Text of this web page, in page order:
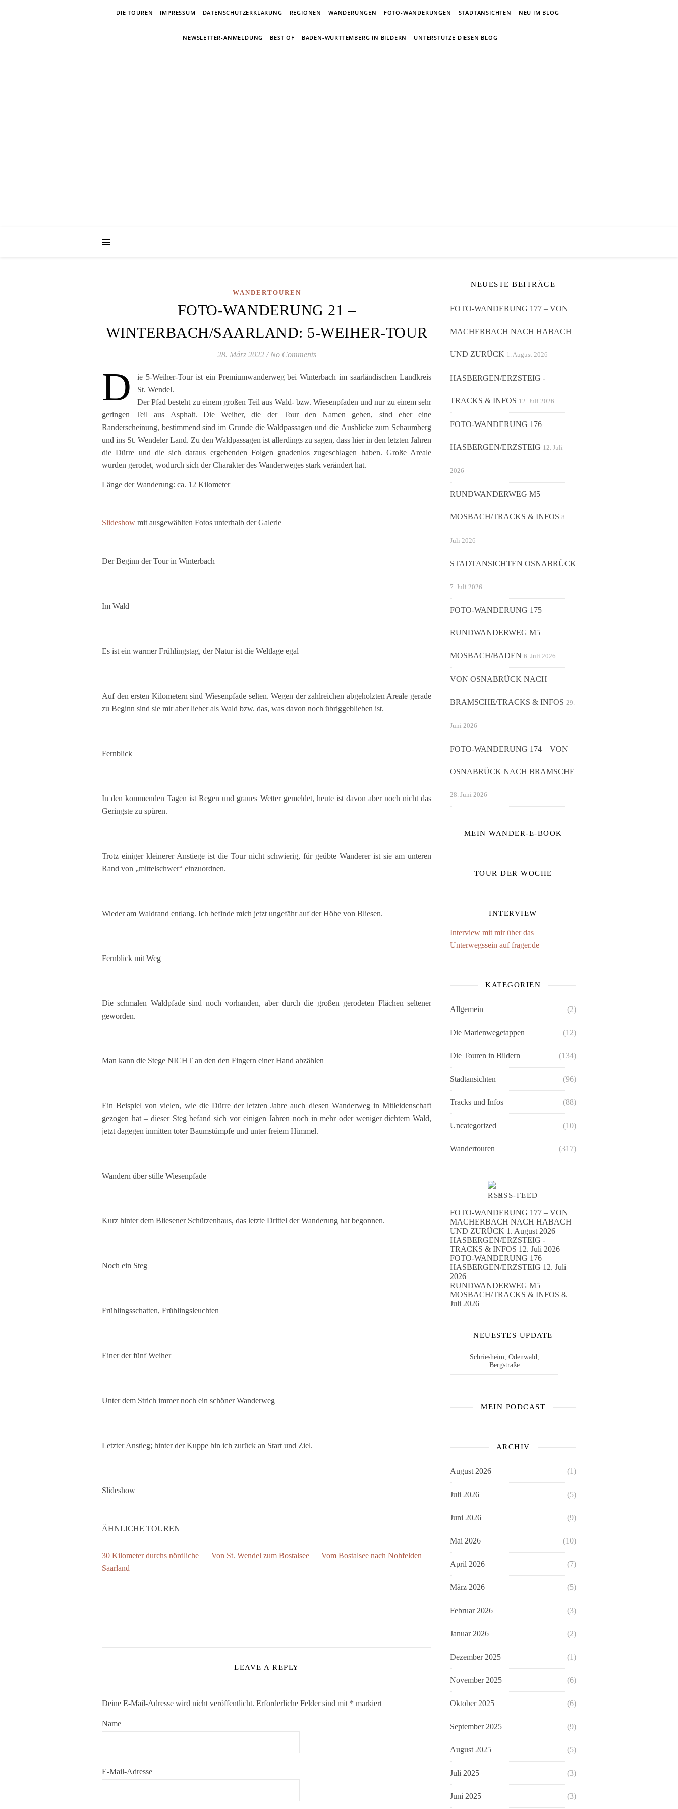
DIE TOUREN IMPRESSUM DATENSCHUTZERKLÄRUNG REGIONEN WANDERUNGEN FOTO-WANDERUNGEN STADTANSICHTEN NEU IM BLOG
NEWSLETTER-ANMELDUNG BEST OF BADEN-WÜRTTEMBERG IN BILDERN UNTERSTÜTZE DIESEN BLOG
WANDERTOUREN
FOTO-WANDERUNG 21 –
WINTERBACH/SAARLAND: 5-WEIHER-TOUR
28. März 2022 / No Comments
D
ie 5-Weiher-Tour ist ein Premiumwanderweg bei Winterbach im saarländischen Landkreis
St. Wendel.
Der Pfad besteht zu einem großen Teil aus Wald- bzw. Wiesenpfaden und nur zu einem sehr
geringen Teil aus Asphalt. Die Weiher, die der Tour den Namen geben, sind eher eine
Randerscheinung, bestimmend sind im Grunde die Waldpassagen und die Ausblicke zum Schaumberg
und ins St. Wendeler Land. Zu den Waldpassagen ist allerdings zu sagen, dass hier in den letzten Jahren
die Dürre und die sich daraus ergebenden Folgen gnadenlos zugeschlagen haben. Große Areale
wurden gerodet, wodurch sich der Charakter des Wanderweges stark verändert hat.
Länge der Wanderung: ca. 12 Kilometer
Slideshow mit ausgewählten Fotos unterhalb der Galerie
Der Beginn der Tour in Winterbach
Im Wald
Es ist ein warmer Frühlingstag, der Natur ist die Weltlage egal
Auf den ersten Kilometern sind Wiesenpfade selten. Wegen der zahlreichen abgeholzten Areale gerade
zu Beginn sind sie mir aber lieber als Wald bzw. das, was davon noch übriggeblieben ist.
Fernblick
In den kommenden Tagen ist Regen und graues Wetter gemeldet, heute ist davon aber noch nicht das
Geringste zu spüren.
Trotz einiger kleinerer Anstiege ist die Tour nicht schwierig, für geübte Wanderer ist sie am unteren
Rand von „mittelschwer“ einzuordnen.
Wieder am Waldrand entlang. Ich befinde mich jetzt ungefähr auf der Höhe von Bliesen.
Fernblick mit Weg
Die schmalen Waldpfade sind noch vorhanden, aber durch die großen gerodeten Flächen seltener
geworden.
Man kann die Stege NICHT an den den Fingern einer Hand abzählen
Ein Beispiel von vielen, wie die Dürre der letzten Jahre auch diesen Wanderweg in Mitleidenschaft
gezogen hat – dieser Steg befand sich vor einigen Jahren noch in mehr oder weniger dichtem Wald,
jetzt dagegen inmitten toter Baumstümpfe und unter freiem Himmel.
Wandern über stille Wiesenpfade
Kurz hinter dem Bliesener Schützenhaus, das letzte Drittel der Wanderung hat begonnen.
Noch ein Steg
Frühlingsschatten, Frühlingsleuchten
Einer der fünf Weiher
Unter dem Strich immer noch ein schöner Wanderweg
Letzter Anstieg; hinter der Kuppe bin ich zurück an Start und Ziel.
Slideshow
ÄHNLICHE TOUREN
30 Kilometer durchs nördliche
Saarland
Von St. Wendel zum Bostalsee Vom Bostalsee nach Nohfelden
LEAVE A REPLY
Deine E-Mail-Adresse wird nicht veröffentlicht. Erforderliche Felder sind mit * markiert
Name
E-Mail-Adresse
NEUESTE BEITRÄGE
FOTO-WANDERUNG 177 – VON
MACHERBACH NACH HABACH
UND ZURÜCK 1. August 2026
HASBERGEN/ERZSTEIG -
TRACKS & INFOS 12. Juli 2026
FOTO-WANDERUNG 176 –
HASBERGEN/ERZSTEIG 12. Juli
2026
RUNDWANDERWEG M5
MOSBACH/TRACKS & INFOS 8.
Juli 2026
STADTANSICHTEN OSNABRÜCK
7. Juli 2026
FOTO-WANDERUNG 175 –
RUNDWANDERWEG M5
MOSBACH/BADEN 6. Juli 2026
VON OSNABRÜCK NACH
BRAMSCHE/TRACKS & INFOS 29.
Juni 2026
FOTO-WANDERUNG 174 – VON
OSNABRÜCK NACH BRAMSCHE
28. Juni 2026
MEIN WANDER-E-BOOK
TOUR DER WOCHE
INTERVIEW
Interview mit mir über das
Unterwegssein auf frager.de
KATEGORIEN
Allgemein (2)
Die Marienwegetappen (12)
Die Touren in Bildern (134)
Stadtansichten (96)
Tracks und Infos (88)
Uncategorized (10)
Wandertouren (317)
RSS-FEED
FOTO-WANDERUNG 177 – VON
MACHERBACH NACH HABACH
UND ZURÜCK 1. August 2026
HASBERGEN/ERZSTEIG -
TRACKS & INFOS 12. Juli 2026
FOTO-WANDERUNG 176 –
HASBERGEN/ERZSTEIG 12. Juli
2026
RUNDWANDERWEG M5
MOSBACH/TRACKS & INFOS 8.
Juli 2026
NEUESTES UPDATE
Schriesheim, Odenwald,
Bergstraße
MEIN PODCAST
ARCHIV
August 2026 (1)
Juli 2026 (5)
Juni 2026 (9)
Mai 2026 (10)
April 2026 (7)
März 2026 (5)
Februar 2026 (3)
Januar 2026 (2)
Dezember 2025 (1)
November 2025 (6)
Oktober 2025 (6)
September 2025 (9)
August 2025 (5)
Juli 2025 (3)
Juni 2025 (3)